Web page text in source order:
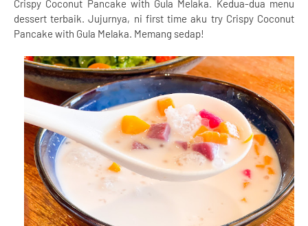
Crispy Coconut Pancake with Gula Melaka. Kedua-dua menu
dessert terbaik. Jujurnya, ni first time aku try Crispy Coconut
Pancake with Gula Melaka. Memang sedap!